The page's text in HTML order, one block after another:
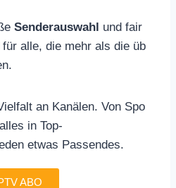
Senderauswahl und fair
alle, die mehr als die üb
an Kanälen. Von Spo
in Top-
etwas Passendes.
ABO